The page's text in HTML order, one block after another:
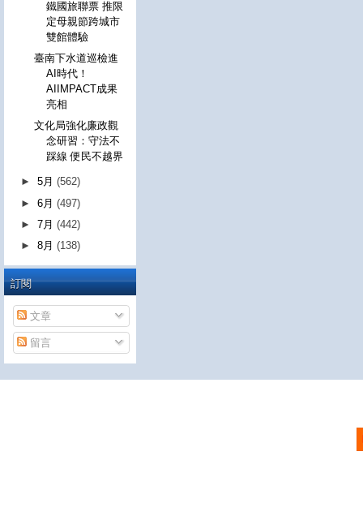
鐵國旅聯票 推限
定母親節跨城市
雙館體驗
臺南下水道巡檢進
AI時代！
AIIMPACT成果
亮相
文化局強化廉政觀
念研習：守法不
踩線 便民不越界
►5月(562)
►6月(497)
►7月(442)
►8月(138)
訂閱
文章
留言